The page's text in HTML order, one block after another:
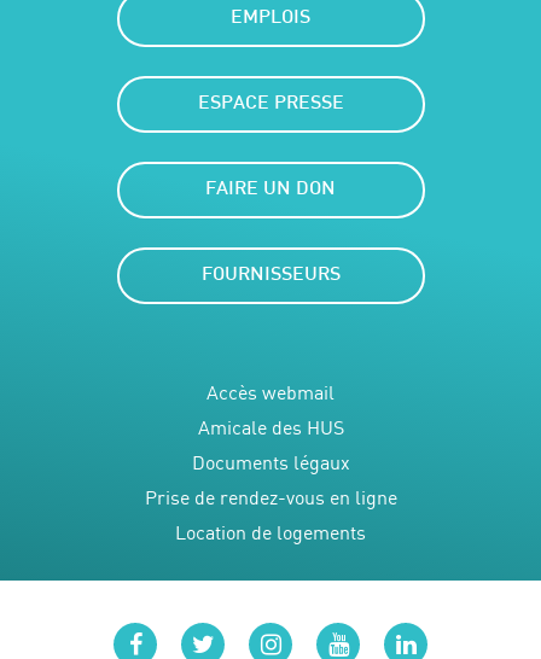
EMPLOIS
ESPACE PRESSE
FAIRE UN DON
FOURNISSEURS
Accès webmail
Amicale des HUS
Documents légaux
Prise de rendez-vous en ligne
Location de logements
facebooktwitterinstagram
youtubelinkedin